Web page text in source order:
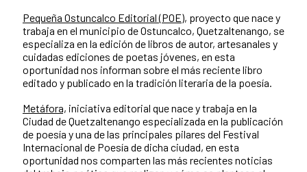
Pequeña Ostuncalco Editorial (POE), proyecto que nace y
trabaja en el municipio de Ostuncalco, Quetzaltenango, se
especializa en la edición de libros de autor, artesanales y
cuidadas ediciones de poetas jóvenes, en esta
oportunidad nos informan sobre el más reciente libro
editado y publicado en la tradición literaria de la poesía.
Metáfora, iniciativa editorial que nace y trabaja en la
Ciudad de Quetzaltenango especializada en la publicación
de poesía y una de las principales pilares del Festival
Internacional de Poesía de dicha ciudad, en esta
oportunidad nos comparten las más recientes noticias